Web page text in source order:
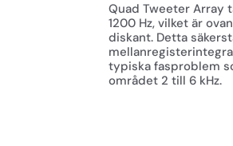
Quad Tweeter Array
1200 Hz, vilket är
diskant. Detta
typiska fasproblem
området 2 till 6 kHz.